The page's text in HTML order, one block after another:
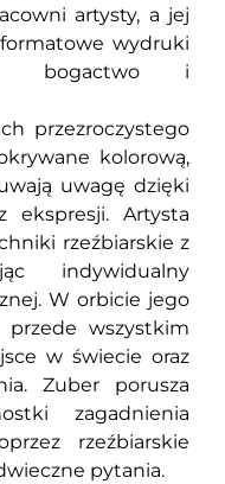
artysty, a jej
wydruki
bogactwo i
przezroczystego
kolorową,
uwagę dzięki
ekspresji. Artysta
rzeźbiarskie z
indywidualny
W orbicie jego
przede wszystkim
w świecie oraz
Zuber porusza
zagadnienia
rzeźbiarskie
pytania.